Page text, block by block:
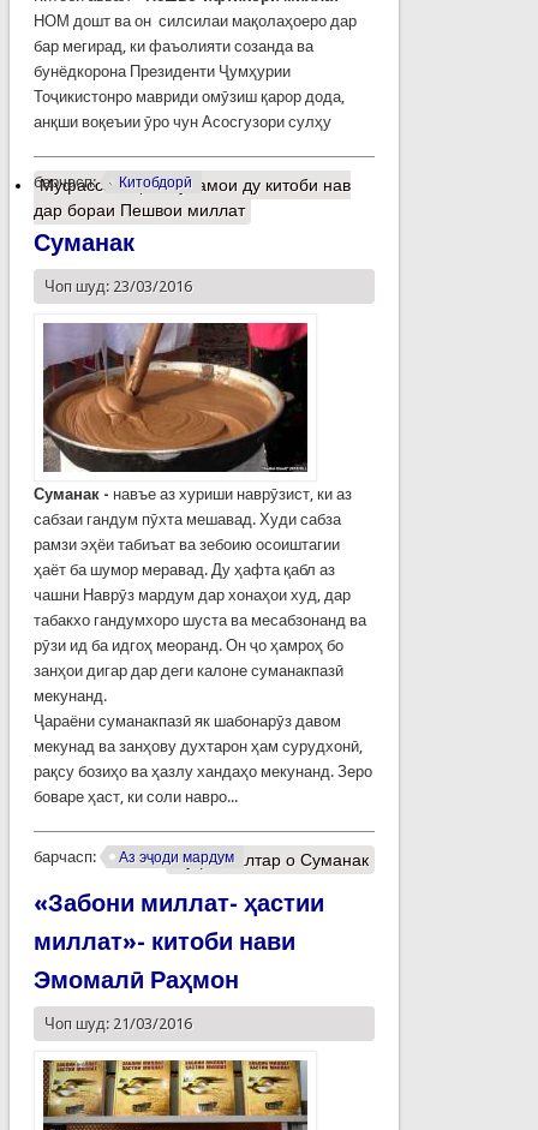
НОМ дошт ва он силсилаи мақолаҳоеро дар
бар мегирад, ки фаъолияти созанда ва
бунёдкорона Президенти Ҷумҳурии
Тоҷикистонро мавриди омӯзиш қарор дода,
анқши воқеъии ӯро чун Асосгузори сулҳу
барчасп: Китобдорӣ
Муфассалтаро Рӯнамои ду китоби нав
дар бораи Пешвои миллат
Суманак
Чоп шуд: 23/03/2016
Суманак - навъе аз хуриши наврӯзист, ки аз
сабзаи гандум пӯхта мешавад. Худи сабза
рамзи эҳёи табиъат ва зебоию осоиштагии
ҳаёт ба шумор меравад. Ду ҳафта қабл аз
чашни Наврӯз мардум дар хонаҳои худ, дар
табакхо гандумхоро шуста ва месабзонанд ва
рӯзи ид ба идгоҳ меоранд. Он ҷо ҳамроҳ бо
занҳои дигар дар деги калоне суманакпазӣ
мекунанд.
Ҷараёни суманакпазӣ як шабонарӯз давом
мекунад ва занҳову духтарон ҳам сурудхонӣ,
рақсу бозиҳо ва ҳазлу хандаҳо мекунанд. Зеро
боваре ҳаст, ки соли навро...
барчасп: Аз эҷоди мардум
Муфассалтар о Суманак
«Забони миллат- ҳастии
миллат»- китоби нави
Эмомалӣ Раҳмон
Чоп шуд: 21/03/2016